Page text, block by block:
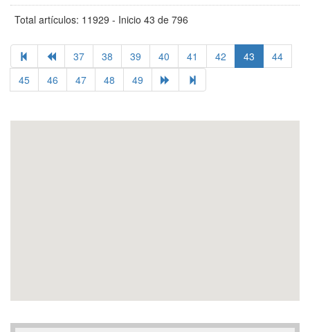
Total artículos: 11929 - Inicio 43 de 796
37 38 39 40 41 42 43
44
45
46 47 48 49